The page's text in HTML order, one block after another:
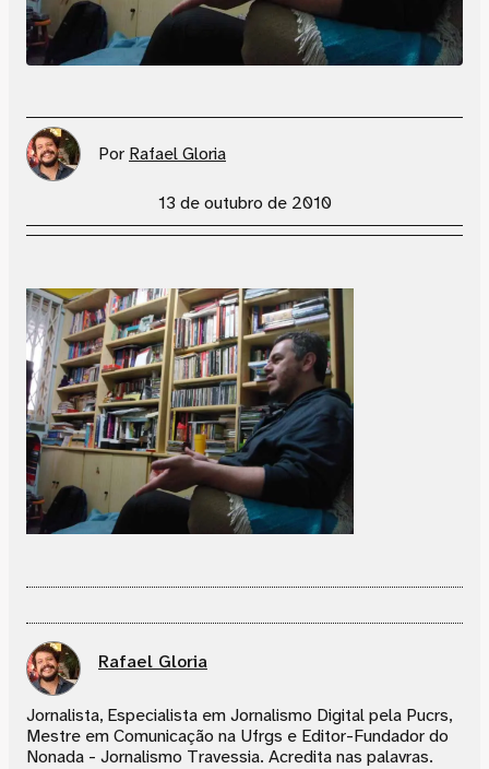
Por Rafael Gloria
13 de outubro de 2010
Rafael Gloria
Jornalista, Especialista em Jornalismo Digital pela Pucrs,
Mestre em Comunicação na Ufrgs e Editor-Fundador do
Nonada - Jornalismo Travessia. Acredita nas palavras.